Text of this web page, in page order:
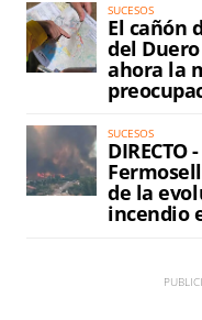
SUCESOS
El cañón
del
ahora la
incendio
SUCESOS
DIRECTO
de la
incendio